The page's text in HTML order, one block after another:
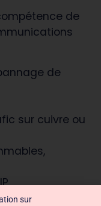
de
de
sur cuivre ou
trafic IP
sur